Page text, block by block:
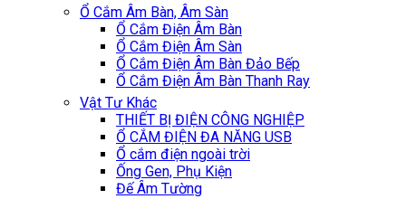
Ổ Cắm Âm Bàn, Âm Sàn
Ổ Cắm Điện Âm Bàn
Ổ Cắm Điện Âm Sàn
Ổ Cắm Điện Âm Bàn Đảo Bếp
Ổ Cắm Điện Âm Bàn Thanh Ray
Vật Tư Khác
THIẾT BỊ ĐIỆN CÔNG NGHIỆP
Ổ CẮM ĐIỆN ĐA NĂNG USB
Ổ cắm điện ngoài trời
Ống Gen, Phụ Kiện
Đế Âm Tường